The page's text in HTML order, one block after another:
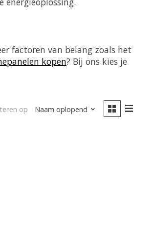
factoren van belang zoals het
kopen? Bij ons kies je
op Naam oplopend